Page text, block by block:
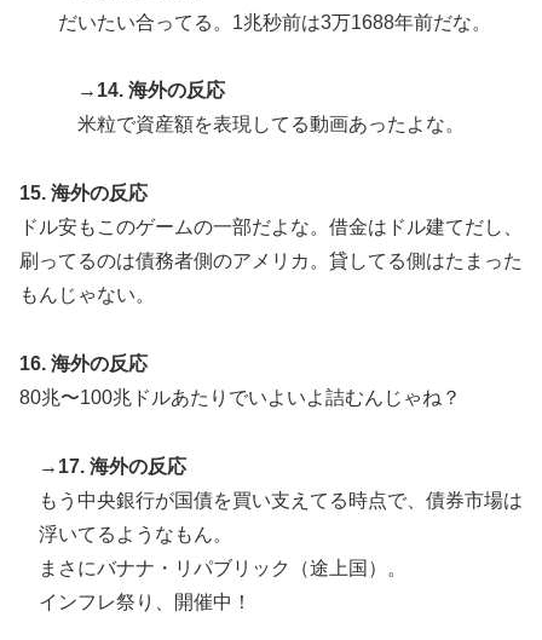
だいたい合ってる。1兆秒前は3万1688年前だな。
→14. 海外の反応
米粒で資産額を表現してる動画あったよな。
15. 海外の反応
ドル安もこのゲームの一部だよな。借金はドル建てだし、
刷ってるのは債務者側のアメリカ。貸してる側はたまった
もんじゃない。
16. 海外の反応
80兆〜100兆ドルあたりでいよいよ詰むんじゃね？
→17. 海外の反応
もう中央銀行が国債を買い支えてる時点で、債券市場は
浮いてるようなもん。
まさにバナナ・リパブリック（途上国）。
インフレ祭り、開催中！